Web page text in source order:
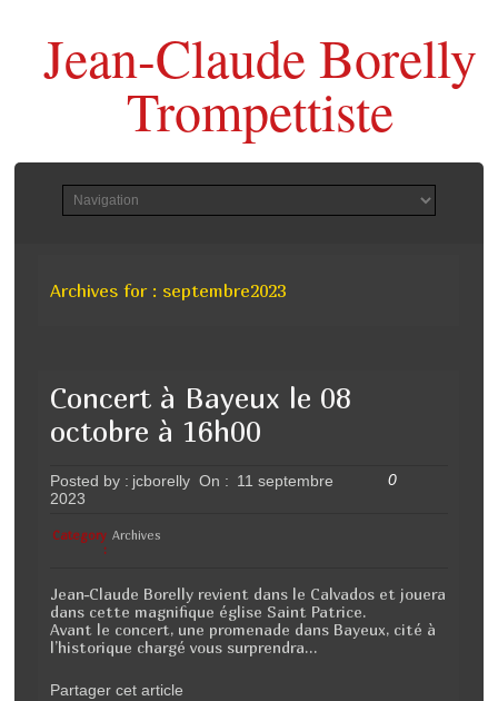
Jean-Claude Borelly
Trompettiste
Archives for : septembre2023
Concert à Bayeux le 08
octobre à 16h00
Posted by : jcborelly On : 11 septembre
2023
0
Category
:
Archives
Jean-Claude Borelly revient dans le Calvados et jouera
dans cette magnifique église Saint Patrice.
Avant le concert, une promenade dans Bayeux, cité à
l’historique chargé vous surprendra…
Partager cet article